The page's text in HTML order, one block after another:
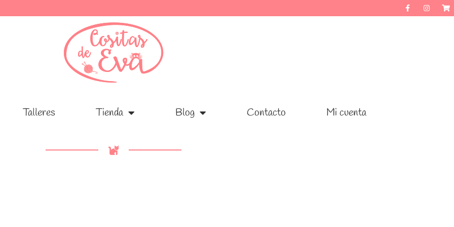
Talleres Tienda Blog Contacto Mi cuenta
Talleres Tienda Blog Contacto Mi cuenta